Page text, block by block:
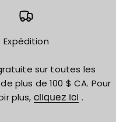
Expédition
sur toutes les
plus de 100 $ CA. Pour
plus, cliquez ici .